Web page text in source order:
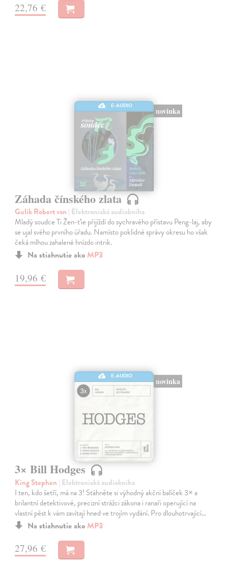
22,76 €
E-AUDIO
novinka
Záhada čínského zlata
Gulik Robert van | Elektronická audiokniha
Mladý soudce Ti Žen-ťie přijíždí do sychravého přístavu Peng-laj, aby
se ujal svého prvního úřadu. Namísto poklidné správy okresu ho však
čeká mlhou zahalené hnízdo intrik.
Na stiahnutie ako MP3
19,96 €
E-AUDIO
novinka
3× Bill Hodges
King Stephen | Elektronická audiokniha
I ten, kdo šetří, má na 3! Stáhněte si výhodný akční balíček 3× a
brilantní detektivové, precizní strážci zákona i ranaři operující na
vlastní pěst k vám zavítají hned ve trojím vydání. Pro dlouhotrvající…
Na stiahnutie ako MP3
27,96 €